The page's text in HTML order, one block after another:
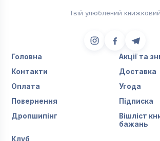
Твій улюблений книжковий
Головна
Акції та
Контакти
Доставка
Оплата
Угода
Повернення
Підписка
Дропшипінг
Вішліст
бажань
Клуб